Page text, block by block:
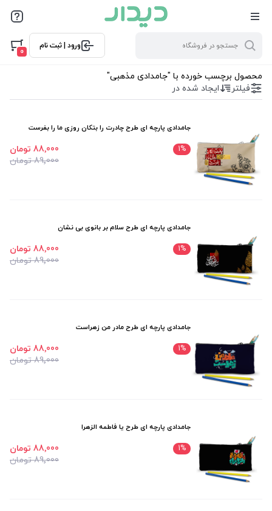
ورود | ثبت نام
0 فیلتر بر اساس قیمت
88000
موجودی
نمایش همه محصولات
محصول برچسب خورده با "جامدادی مذهبی"
فیلتر
ایجاد شده در
جامدادی پارچه ای طرح چادرت را بتکان روزی ما را بفرست
1%
89٬000 تومان
88٬000 تومان
جامدادی پارچه ای طرح سلام بر بانوی بی نشان
1%
89٬000 تومان
88٬000 تومان
جامدادی پارچه ای طرح مادر من زهراست
1%
89٬000 تومان
88٬000 تومان
جامدادی پارچه ای طرح یا فاطمه الزهرا
1%
89٬000 تومان
88٬000 تومان